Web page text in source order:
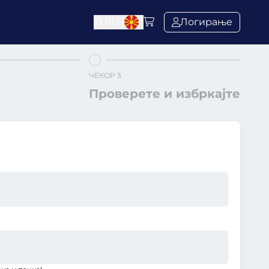
Логирање
ЧЕКОР 3
Проверете и избркајте